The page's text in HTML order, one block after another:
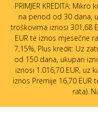
PRIMJER KREDITA:
na period od 30 dana,
troškovima iznosi 301,68
EUR te iznos mjesečne
7,15%, Plus kredit: Uz
od 150 dana, ukupan
iznosi 1.016,70 EUR, uz
iznos Premije 16,70 EUR
rata).